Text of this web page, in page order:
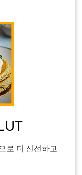
로 더 신선하고